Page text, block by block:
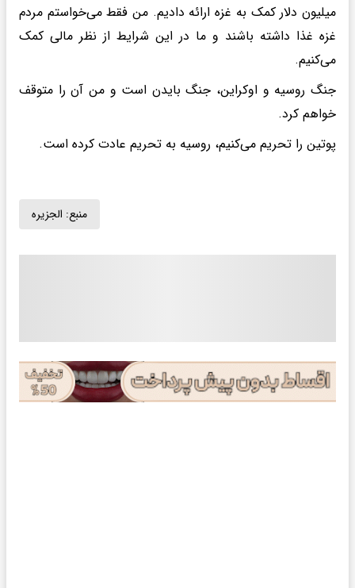
میلیون دلار کمک به غزه ارائه دادیم. من فقط می‌خواستم مردم
غزه غذا داشته باشند و ما در این شرایط از نظر مالی کمک
می‌کنیم.
جنگ روسیه و اوکراین، جنگ بایدن است و من آن را متوقف
خواهم کرد.
پوتین را تحریم می‌کنیم، روسیه به تحریم عادت کرده است.
منبع: الجزیره